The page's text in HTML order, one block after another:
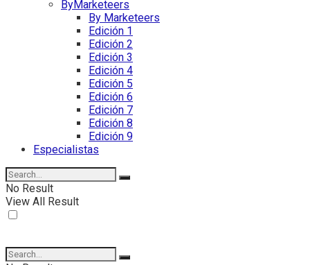
ByMarketeers
By Marketeers
Edición 1
Edición 2
Edición 3
Edición 4
Edición 5
Edición 6
Edición 7
Edición 8
Edición 9
Especialistas
No Result
View All Result